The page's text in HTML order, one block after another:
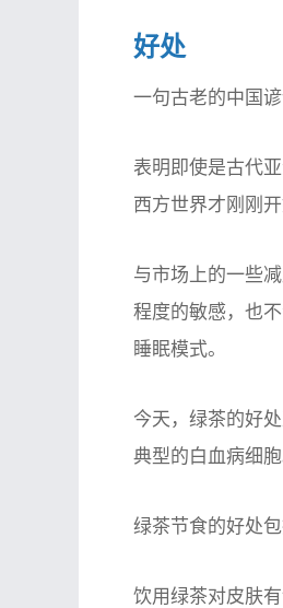
好处
一句古老的中国谚
表明即使是古代
西方世界才刚刚
与市场上的一些
程度的敏感，也
睡眠模式。
今天，绿茶的好
典型的白血病细胞
绿茶节食的好处
饮用绿茶对皮肤